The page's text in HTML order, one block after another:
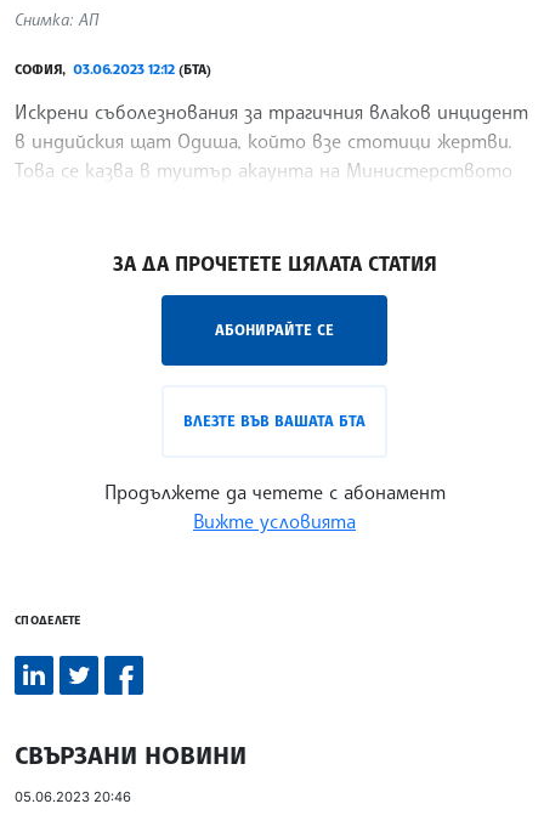
Снимка: АП
СОФИЯ, 03.06.2023 12:12 (БТА)
Искрени съболезнования за трагичния влаков инцидент
в индийския щат Одиша, който взе стотици жертви.
Това се казва в туитър акаунта на Министерството
ЗА ДА ПРОЧЕТЕТЕ ЦЯЛАТА СТАТИЯ
АБОНИРАЙТЕ СЕ
ВЛЕЗТЕ ВЪВ ВАШАТА БТА
Продължете да четете с абонамент
Вижте условията
СПОДЕЛЕТЕ
СВЪРЗАНИ НОВИНИ
05.06.2023 20:46